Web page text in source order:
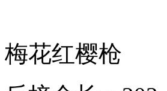
梅花红樱枪